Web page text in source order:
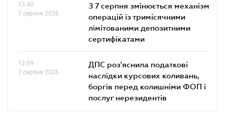
13.40
7 серпня 2026
З 7 серпня змінюється механізм
операцій із тримісячними
лімітованими депозитними
сертифікатами
12.09
7 серпня 2026
ДПС роз'яснила податкові
наслідки курсових коливань,
боргів перед колишніми ФОП і
послуг нерезидентів